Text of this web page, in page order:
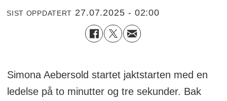
SIST OPPDATERT 27.07.2025 - 02:00
Simona Aebersold startet jaktstarten med en
ledelse på to minutter og tre sekunder. Bak